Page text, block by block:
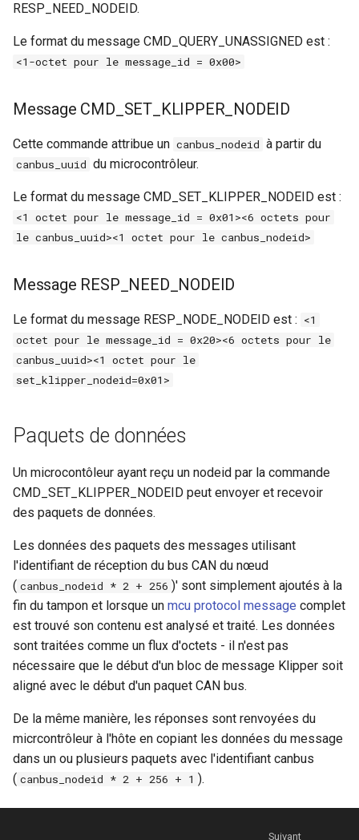
RESP_NEED_NODEID.
Le format du message CMD_QUERY_UNASSIGNED est :
<1-octet pour le message_id = 0x00>
Message CMD_SET_KLIPPER_NODEID
Cette commande attribue un canbus_nodeid à partir du
canbus_uuid du microcontrôleur.
Le format du message CMD_SET_KLIPPER_NODEID est :
<1 octet pour le message_id = 0x01><6 octets pour
le canbus_uuid><1 octet pour le canbus_nodeid>
Message RESP_NEED_NODEID
Le format du message RESP_NODE_NODEID est : <1
octet pour le message_id = 0x20><6 octets pour le
canbus_uuid><1 octet pour le
set_klipper_nodeid=0x01>
Paquets de données
Un microcontôleur ayant reçu un nodeid par la commande
CMD_SET_KLIPPER_NODEID peut envoyer et recevoir
des paquets de données.
Les données des paquets des messages utilisant
l'identifiant de réception du bus CAN du nœud
( canbus_nodeid * 2 + 256 )' sont simplement ajoutés à la
fin du tampon et lorsque un mcu protocol message complet
est trouvé son contenu est analysé et traité. Les données
sont traitées comme un flux d'octets - il n'est pas
nécessaire que le début d'un bloc de message Klipper soit
aligné avec le début d'un paquet CAN bus.
De la même manière, les réponses sont renvoyées du
micrcontrôleur à l'hôte en copiant les données du message
dans un ou plusieurs paquets avec l'identifiant canbus
( canbus_nodeid * 2 + 256 + 1 ).
Suivant